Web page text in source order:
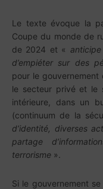
Le texte évoque la
Coupe du monde de
de 2024 et « anticipe
d’empiéter sur des
pour le gouvernement
le secteur privé et le
intérieure, dans un
(continuum de la
d’identité, diverses
partage
terrorisme ».
Si le gouvernement